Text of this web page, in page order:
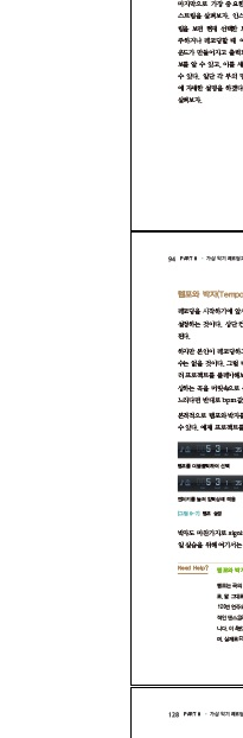
02프로젝트
03데모 프로
Chapter 06:
01트랙 영역
02컨트롤 바
04애플 루프
05브라우저
06인스펙터
07스마트 컨
08에디터
Chapter 07:
Chapter 08:
01설정 일반
02컨트롤 바
03주파수 설정
[PART III] 가